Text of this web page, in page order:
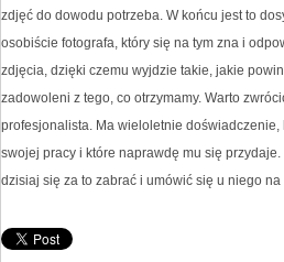
zdjęć do dowodu potrzeba. W końcu jest to
osobiście fotografa, który się na tym zna i
zdjęcia, dzięki czemu wyjdzie takie, jakie
zadowoleni z tego, co otrzymamy. Warto
profesjonalista. Ma wieloletnie
swojej pracy i które naprawdę mu się
dzisiaj się za to zabrać i umówić się u niego